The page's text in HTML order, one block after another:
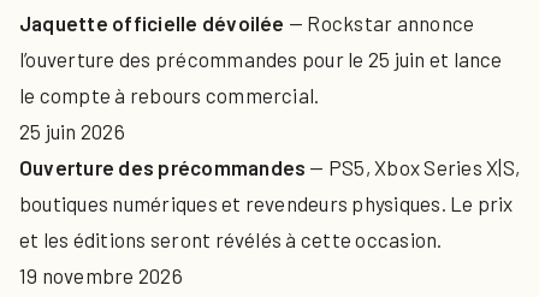
Jaquette officielle dévoilée — Rockstar annonce
l’ouverture des précommandes pour le 25 juin et lance
le compte à rebours commercial.
25 juin 2026
Ouverture des précommandes — PS5, Xbox Series X|S,
boutiques numériques et revendeurs physiques. Le prix
et les éditions seront révélés à cette occasion.
19 novembre 2026